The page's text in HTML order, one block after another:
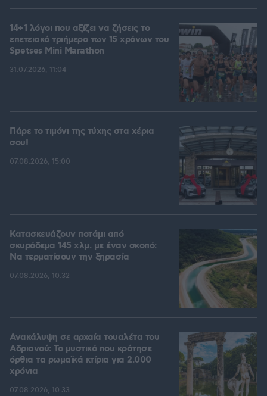
14+1 λόγοι που αξίζει να ζήσεις το
επετειακό τριήμερο των 15 χρόνων του
Spetses Mini Marathon
31.07.2026, 11:04
Πάρε το τιμόνι της τύχης στα χέρια
σου!
07.08.2026, 15:00
Κατασκευάζουν ποτάμι από
σκυρόδεμα 145 χλμ. με έναν σκοπό:
Να τερματίσουν την ξηρασία
07.08.2026, 10:32
Ανακάλυψη σε αρχαία τουαλέτα του
Αδριανού: Το μυστικό που κράτησε
όρθια τα ρωμαϊκά κτίρια για 2.000
χρόνια
07.08.2026, 10:33